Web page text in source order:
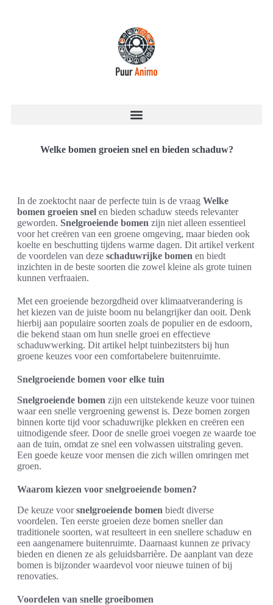
Welke bomen groeien snel en bieden schaduw?
In de zoektocht naar de perfecte tuin is de vraag Welke
bomen groeien snel en bieden schaduw steeds relevanter
geworden. Snelgroeiende bomen zijn niet alleen essentieel
voor het creëren van een groene omgeving, maar bieden ook
koelte en beschutting tijdens warme dagen. Dit artikel verkent
de voordelen van deze schaduwrijke bomen en biedt
inzichten in de beste soorten die zowel kleine als grote tuinen
kunnen verfraaien.
Met een groeiende bezorgdheid over klimaatverandering is
het kiezen van de juiste boom nu belangrijker dan ooit. Denk
hierbij aan populaire soorten zoals de populier en de esdoorn,
die bekend staan om hun snelle groei en effectieve
schaduwwerking. Dit artikel helpt tuinbezitsters bij hun
groene keuzes voor een comfortabelere buitenruimte.
Snelgroeiende bomen voor elke tuin
Snelgroeiende bomen zijn een uitstekende keuze voor tuinen
waar een snelle vergroening gewenst is. Deze bomen zorgen
binnen korte tijd voor schaduwrijke plekken en creëren een
uitnodigende sfeer. Door de snelle groei voegen ze waarde toe
aan de tuin, omdat ze snel een volwassen uitstraling geven.
Een goede keuze voor mensen die zich willen omringen met
groen.
Waarom kiezen voor snelgroeiende bomen?
De keuze voorsnelgroeiende bomen biedt diverse
voordelen. Ten eerste groeien deze bomen sneller dan
traditionele soorten, wat resulteert in een snellere schaduw en
een aangenamere buitenruimte. Daarnaast kunnen ze privacy
bieden en dienen ze als geluidsbarrière. De aanplant van deze
bomen is bijzonder waardevol voor nieuwe tuinen of bij
renovaties.
Voordelen van snelle groeibomen